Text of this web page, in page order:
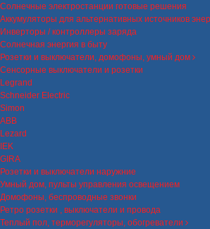
Солнечные электростанции готовые решения
Аккумуляторы для альтернативных источников
Инверторы / контроллеры заряда
Солнечная энергия в быту
Розетки и выключатели, домофоны, умный дом
Сенсорные выключатели и розетки
Legrand
Schneider Electric
Simon
ABB
Lezard
IEK
GIRA
Розетки и выключатели наружние
Умный дом, пульты управления освещением
Домофоны, беспроводные звонки
Ретро розетки , выключатели и провода
Теплый пол, терморегуляторы, обогреватели